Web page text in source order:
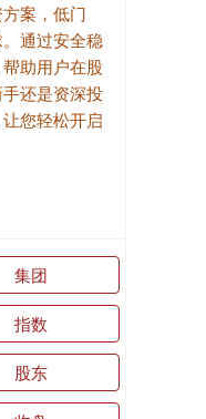
案，低门
通过安全稳
助用户在股
还是资深投
您轻松开启
集团
指数
股东